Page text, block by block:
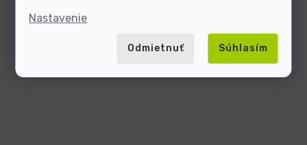
Nastavenie
Odmietnuť Súhlasím